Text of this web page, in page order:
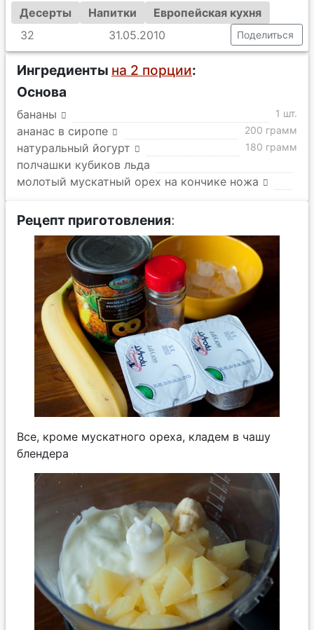
Десерты Напитки
Европейская кухня
32
31.05.2010 Поделиться
Ингредиенты на 2 порции:
Основа
бананы 1 шт.
ананас в сиропе 200 грамм
натуральный йогурт 180 грамм
полчашки кубиков льда
молотый мускатный орех на кончике ножа
Рецепт приготовления:
Все, кроме мускатного ореха, кладем в чашу
блендера